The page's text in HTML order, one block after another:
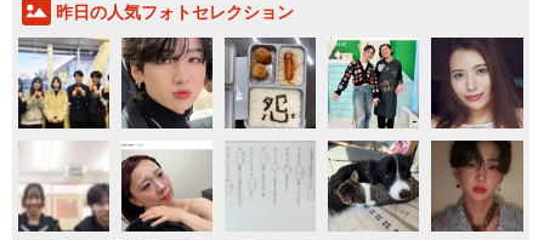
昨日の人気フォトセレクション